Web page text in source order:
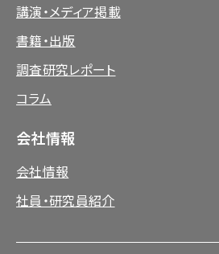
講演・メディア掲載
書籍・出版
調査研究レポート
コラム
会社情報
会社情報
社員・研究員紹介